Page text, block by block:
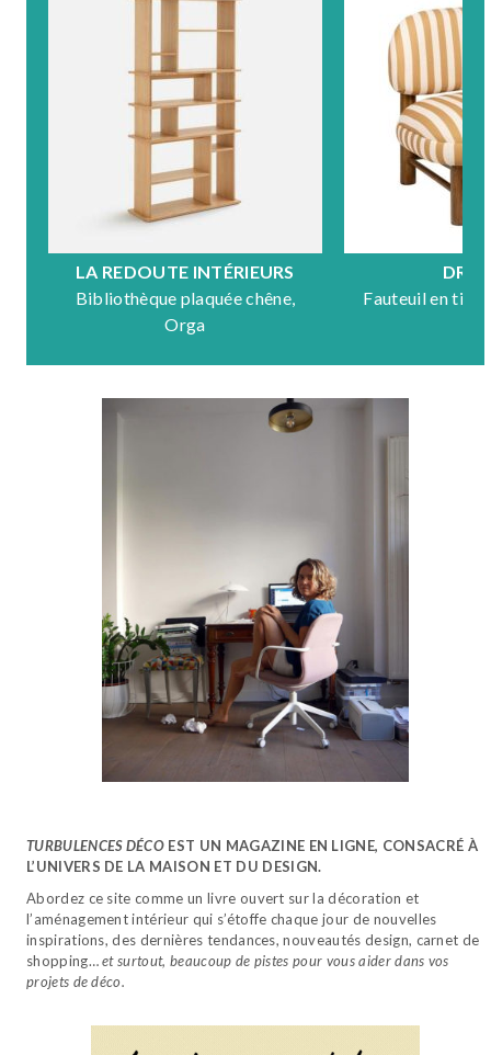
LA REDOUTE INTÉRIEURS
Bibliothèque plaquée chêne,
Orga
Fauteuil en
TURBULENCES DÉCO EST UN MAGAZINE EN LIGNE, CONSACRÉ À
L’UNIVERS DE LA MAISON ET DU DESIGN.
Abordez ce site comme un livre ouvert sur la décoration et
l’aménagement intérieur qui s’étoffe chaque jour de nouvelles
inspirations, des dernières tendances, nouveautés design, carnet de
shopping…et surtout, beaucoup de pistes pour vous aider dans vos
projets de déco.